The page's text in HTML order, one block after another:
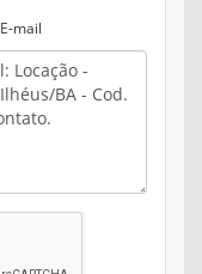
E-mail